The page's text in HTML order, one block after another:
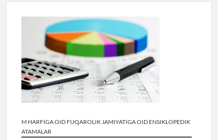
M HARFIGA OID FUQAROLIK JAMIYATIGA OID ENSIKLOPEDIK
ATAMALAR